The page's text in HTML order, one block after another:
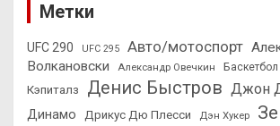
Метки
UFC 290 UFC 295 Авто/мотоспорт
Волкановски
Александр Овечкин Баскетбол
Кэпиталз
Денис Быстров Джон
Динамо Дрикус Дю Плесси Дэн Хукер